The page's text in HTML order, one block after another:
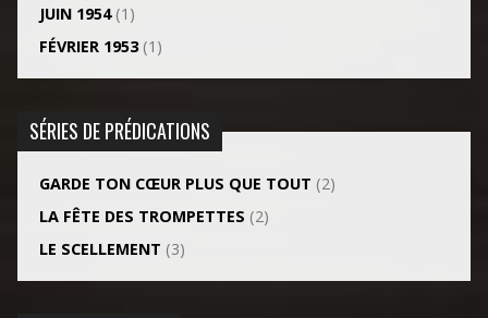
JUIN 1954(1)
FÉVRIER 1953(1)
SÉRIES DE PRÉDICATIONS
GARDE TON CŒUR PLUS QUE TOUT (2)
LA FÊTE DES TROMPETTES (2)
LE SCELLEMENT (3)